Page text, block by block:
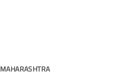
MAHARASHTRA